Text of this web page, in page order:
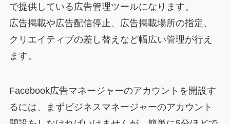
で提供している広告管理ツールになります。
広告掲載や広告配信停止、広告掲載場所の指定、
クリエイティブの差し替えなど幅広い管理が行え
ます。
Facebook広告マネージャーのアカウントを開設す
るには、まずビジネスマネージャーのアカウント